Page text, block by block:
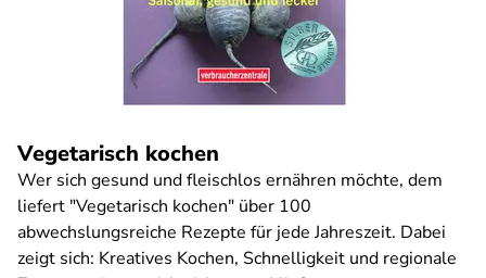
Vegetarisch kochen
Wer sich gesund und fleischlos ernähren möchte, dem
liefert "Vegetarisch kochen" über 100
abwechslungsreiche Rezepte für jede Jahreszeit. Dabei
zeigt sich: Kreatives Kochen, Schnelligkeit und regionale